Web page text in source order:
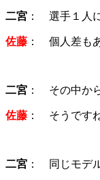
二宮 ： 選手１人
佐藤 ： 個人差も
二宮 ： その中か
佐藤 ： そうです
二宮 ： 同じモデ